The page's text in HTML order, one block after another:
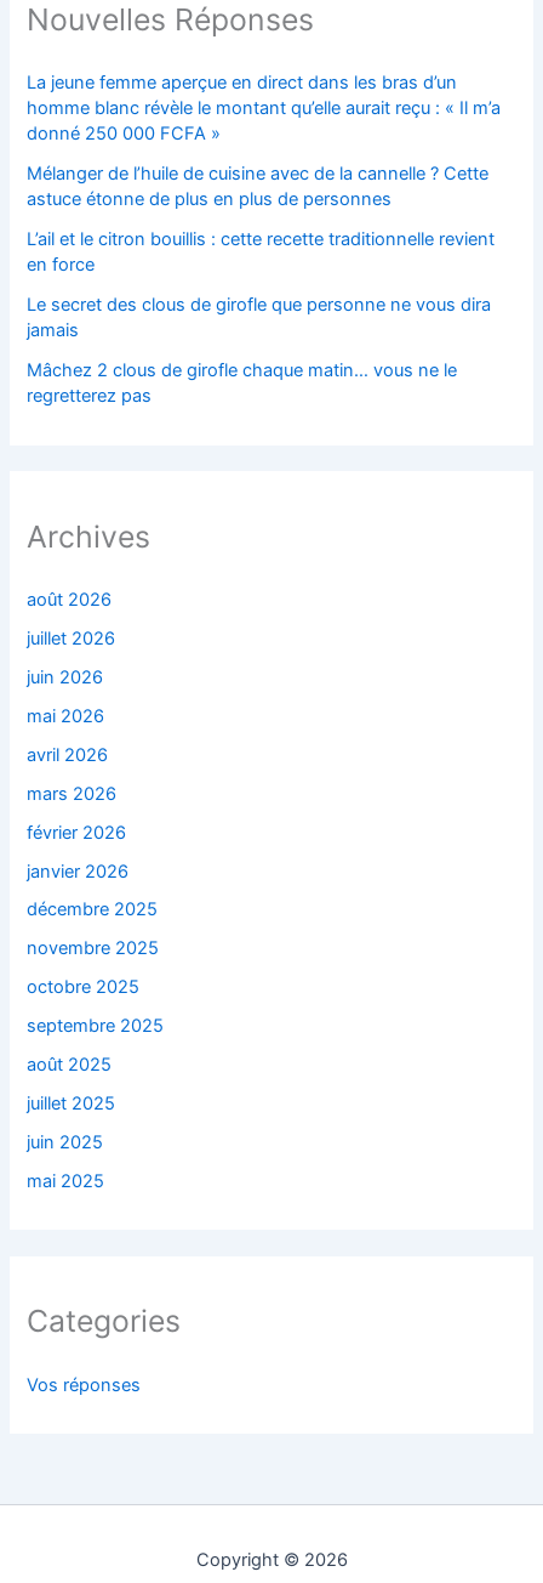
Nouvelles Réponses
La jeune femme aperçue en direct dans les bras d’un
homme blanc révèle le montant qu’elle aurait reçu : « Il m’a
donné 250 000 FCFA »
Mélanger de l’huile de cuisine avec de la cannelle ? Cette
astuce étonne de plus en plus de personnes
L’ail et le citron bouillis : cette recette traditionnelle revient
en force
Le secret des clous de girofle que personne ne vous dira
jamais
Mâchez 2 clous de girofle chaque matin… vous ne le
regretterez pas
Archives
août 2026
juillet 2026
juin 2026
mai 2026
avril 2026
mars 2026
février 2026
janvier 2026
décembre 2025
novembre 2025
octobre 2025
septembre 2025
août 2025
juillet 2025
juin 2025
mai 2025
Categories
Vos réponses
Copyright © 2026